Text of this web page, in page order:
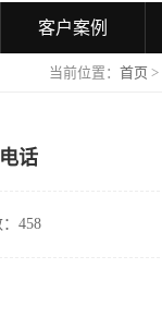
客户案例
当前位置： 首页 >
话
458